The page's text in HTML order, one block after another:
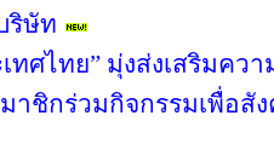
ริษัท
เทศไทย” มุ่งส่งเสริมค
ชิกร่วมกิจกรรมเพื่อสังค